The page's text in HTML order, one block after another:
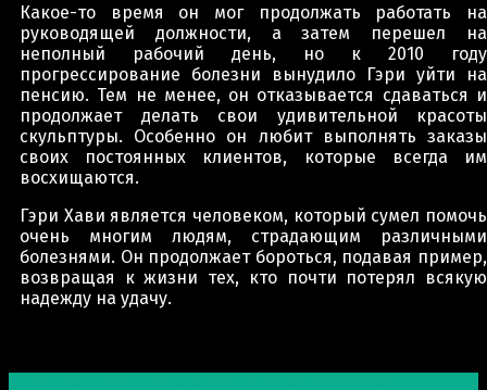
Какое-то время он мог продолжать работать на
руководящей должности, а затем перешел на
неполный рабочий день, но к 2010 году
прогрессирование болезни вынудило Гэри уйти на
пенсию. Тем не менее, он отказывается сдаваться и
продолжает делать свои удивительной красоты
скульптуры. Особенно он любит выполнять заказы
своих постоянных клиентов, которые всегда им
восхищаются.
Гэри Хави является человеком, который сумел помочь
очень многим людям, страдающим различными
болезнями. Он продолжает бороться, подавая пример,
возвращая к жизни тех, кто почти потерял всякую
надежду на удачу.